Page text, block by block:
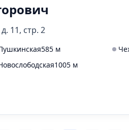
11, стр. 2
585 м
1005 м